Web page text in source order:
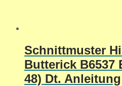
Schnittmuster
Butterick B6537
48) Dt. Anleitung